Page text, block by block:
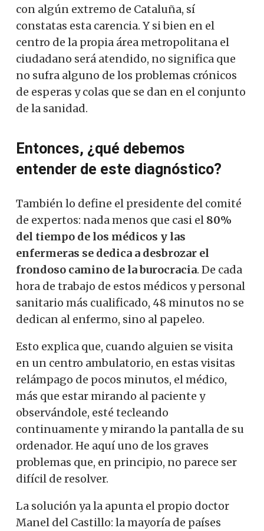
con algún extremo de Cataluña, sí
constatas esta carencia. Y si bien en el
centro de la propia área metropolitana el
ciudadano será atendido, no significa que
no sufra alguno de los problemas crónicos
de esperas y colas que se dan en el conjunto
de la sanidad.
Entonces, ¿qué debemos
entender de este diagnóstico?
También lo define el presidente del comité
de expertos: nada menos que casi el 80%
del tiempo de los médicos y las
enfermeras se dedica a desbrozar el
frondoso camino de la burocracia. De cada
hora de trabajo de estos médicos y personal
sanitario más cualificado, 48 minutos no se
dedican al enfermo, sino al papeleo.
Esto explica que, cuando alguien se visita
en un centro ambulatorio, en estas visitas
relámpago de pocos minutos, el médico,
más que estar mirando al paciente y
observándole, esté tecleando
continuamente y mirando la pantalla de su
ordenador. He aquí uno de los graves
problemas que, en principio, no parece ser
difícil de resolver.
La solución ya la apunta el propio doctor
Manel del Castillo: la mayoría de países